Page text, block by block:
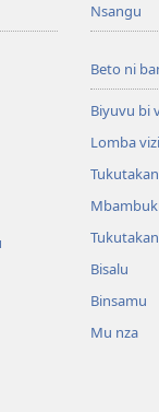
Nsangu
Beto ni
Biyuvu bi
Lomba
Bisalu
Binsamu
Mu nza